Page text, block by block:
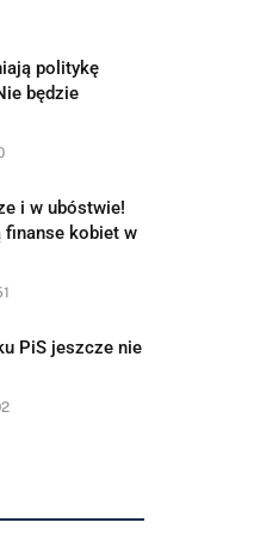
politykę
będzie
i w ubóstwie!
finanse kobiet w
PiS jeszcze nie